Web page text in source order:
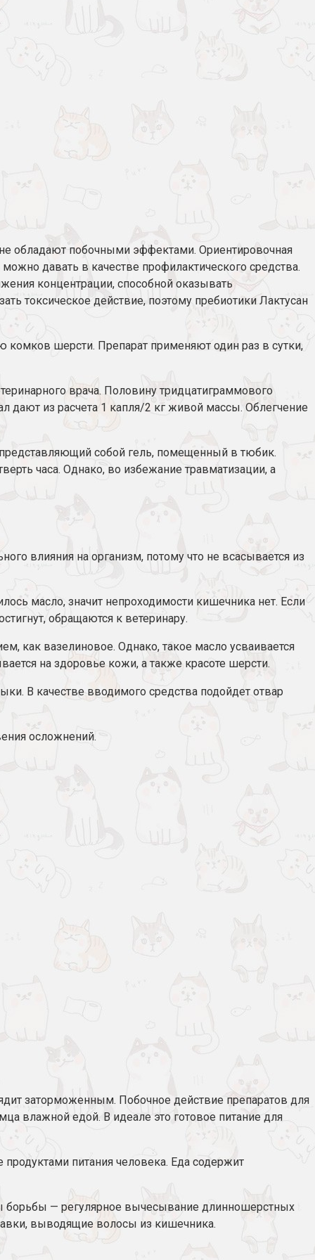
обладают побочными эффектами. Ориентировочная
давать в качестве профилактического средства.
концентрации, способной оказывать
токсическое действие, поэтому пребиотики Лактусан
комков шерсти. Препарат применяют один раз в сутки,
врача. Половину тридцатиграммового
дают из расчета 1 капля/2 кг живой массы. Облегчение
собой гель, помещенный в тюбик.
часа. Однако, во избежание травматизации, а
влияния на организм, потому что не всасывается из
масло, значит непроходимости кишечника нет. Если
обращаются к ветеринару.
как вазелиновое. Однако, такое масло усваивается
на здоровье кожи, а также красоте шерсти.
В качестве вводимого средства подойдет отвар
осложнений.
заторможенным. Побочное действие препаратов для
влажной едой. В идеале это готовое питание для
питания человека. Еда содержит
борьбы — регулярное вычесывание длинношерстных
выводящие волосы из кишечника.